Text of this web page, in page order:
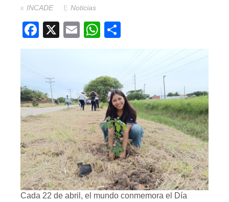
INCADE
Noticias
Facebook
X EmailWhatsApp
Cada 22 de abril, el mundo conmemora el Día